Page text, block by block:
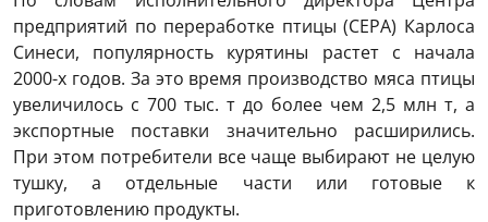
предприятий по переработке птицы (CEPA) Карлоса
Синеси, популярность курятины растет с начала
2000-х годов. За это время производство мяса птицы
увеличилось с 700 тыс. т до более чем 2,5 млн т, а
экспортные поставки значительно расширились.
При этом потребители все чаще выбирают не целую
тушку, а отдельные части или готовые к
приготовлению продукты.